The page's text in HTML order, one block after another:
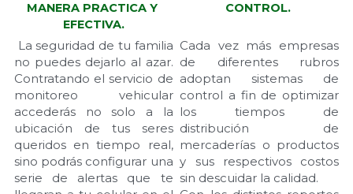
MANERA PRACTICA Y
EFECTIVA.
no puedes dejarlo al azar.
Contratando el servicio de
monitoreo vehicular
accederás no solo a la
ubicación de tus seres
queridos en tiempo real,
sino podrás configurar una
serie de alertas que te
CONTROL.
Cada vez más empresas
de diferentes rubros
adoptan sistemas de
control a fin de optimizar
los tiempos de
distribución de
mercaderías o productos
y sus respectivos costos
sin descuidar la calidad.